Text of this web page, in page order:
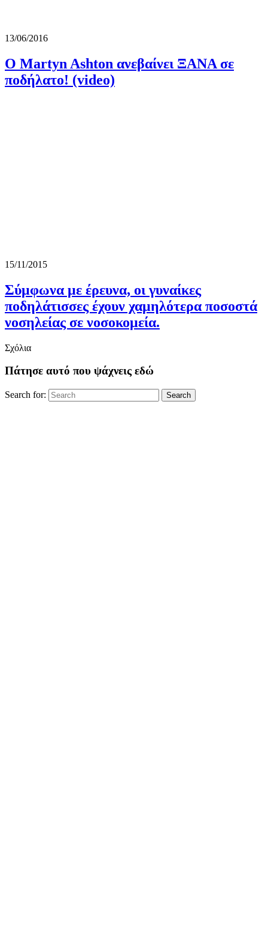
13/06/2016
Ο Martyn Ashton ανεβαίνει ΞΑΝΑ σε
ποδήλατο! (video)
15/11/2015
Σύμφωνα με έρευνα, οι γυναίκες
ποδηλάτισσες έχουν χαμηλότερα ποσοστά
νοσηλείας σε νοσοκομεία.
Σχόλια
Πάτησε αυτό που ψάχνεις εδώ
Search for: Search